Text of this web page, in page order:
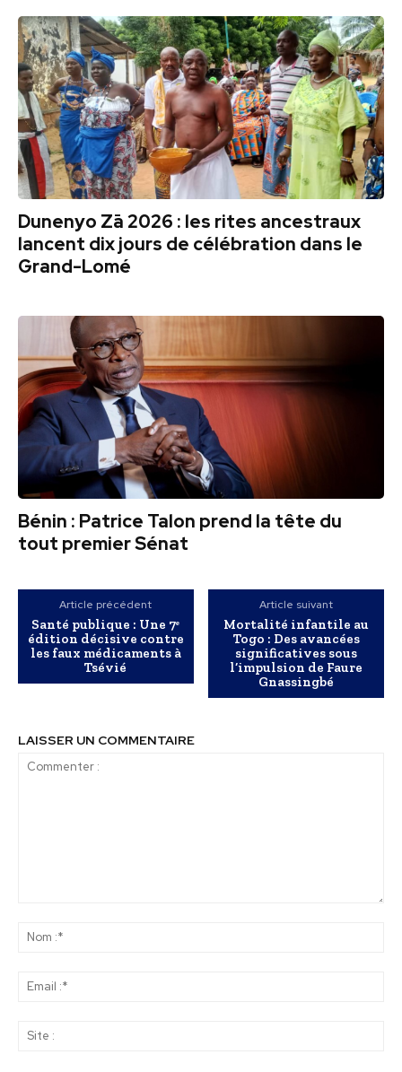
Dunenyo Zā 2026 : les rites ancestraux
lancent dix jours de célébration dans le
Grand-Lomé
Bénin : Patrice Talon prend la tête du
tout premier Sénat
Article précédent
Santé publique : Une 7ᵉ
édition décisive contre
les faux médicaments à
Tsévié
Article suivant
Mortalité infantile au
Togo : Des avancées
significatives sous
l’impulsion de Faure
Gnassingbé
LAISSER UN COMMENTAIRE